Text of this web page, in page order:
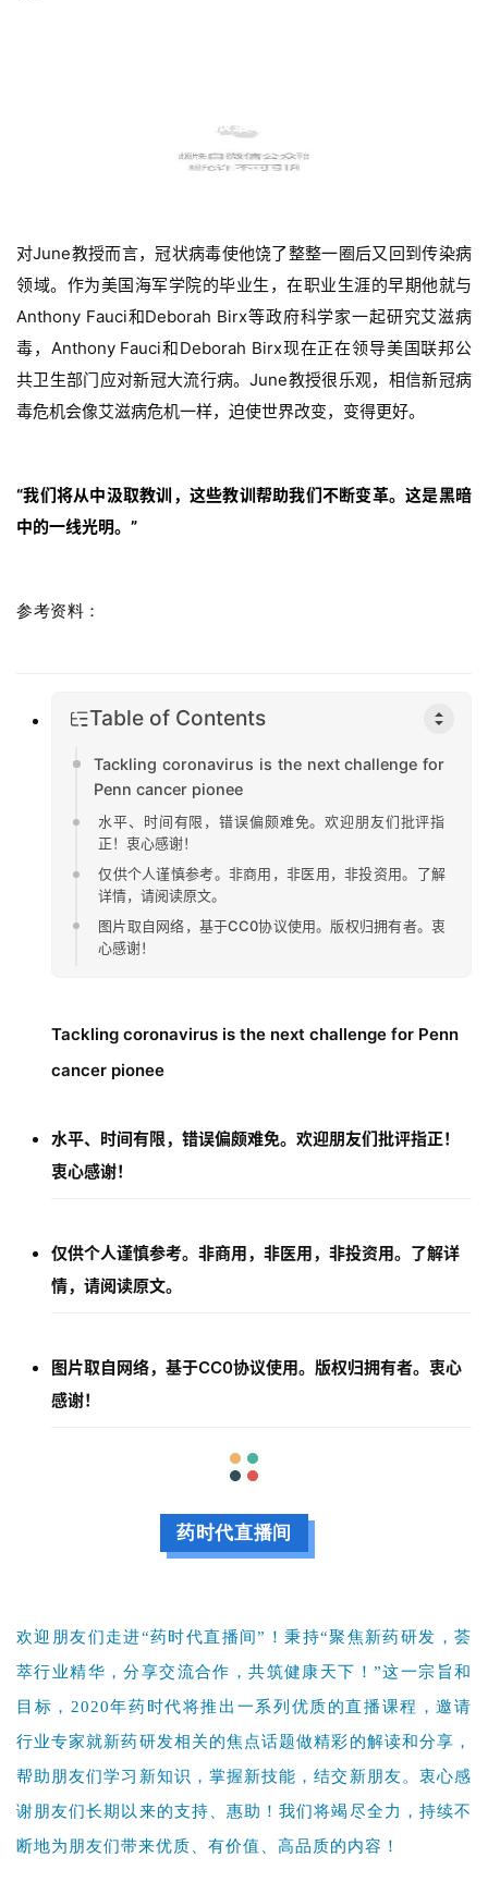
时
代
学
苑
A
n
g
s
系
展望未来
对June教授而言，冠状病毒使他饶了整整一圈后又回到传染病
领域。作为美国海军学院的毕业生，在职业生涯的早期他就与
Anthony Fauci和Deborah Birx等政府科学家一起研究艾滋病
毒，Anthony Fauci和Deborah Birx现在正在领导美国联邦公
共卫生部门应对新冠大流行病。June教授很乐观，相信新冠病
毒危机会像艾滋病危机一样，迫使世界改变，变得更好。
“我们将从中汲取教训，这些教训帮助我们不断变革。这是黑暗
中的一线光明。”
参考资料：
Table of Contents
Tackling coronavirus is the next challenge for
Penn cancer pionee
水平、时间有限，错误偏颇难免。欢迎朋友们批评指
正！衷心感谢！
仅供个人谨慎参考。非商用，非医用，非投资用。了解
详情，请阅读原文。
图片取自网络，基于CC0协议使用。版权归拥有者。衷
心感谢！
Tackling coronavirus is the next challenge for Penn
cancer pionee
水平、时间有限，错误偏颇难免。欢迎朋友们批评指正！
衷心感谢！
仅供个人谨慎参考。非商用，非医用，非投资用。了解详
情，请阅读原文。
图片取自网络，基于CC0协议使用。版权归拥有者。衷心
感谢！
药时代直播间
欢迎朋友们走进“药时代直播间”！秉持“聚焦新药研发，荟
萃行业精华，分享交流合作，共筑健康天下！”这一宗旨和
目标，2020年药时代将推出一系列优质的直播课程，邀请
行业专家就新药研发相关的焦点话题做精彩的解读和分享，
帮助朋友们学习新知识，掌握新技能，结交新朋友。衷心感
谢朋友们长期以来的支持、惠助！我们将竭尽全力，持续不
断地为朋友们带来优质、有价值、高品质的内容！